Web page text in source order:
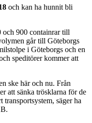
och kan ha hunnit bli
och 900 containrar till
går till Göteborgs
i Göteborgs och en
speditörer kommer att
ske här och nu. Från
att sänka trösklarna för de
säger ha